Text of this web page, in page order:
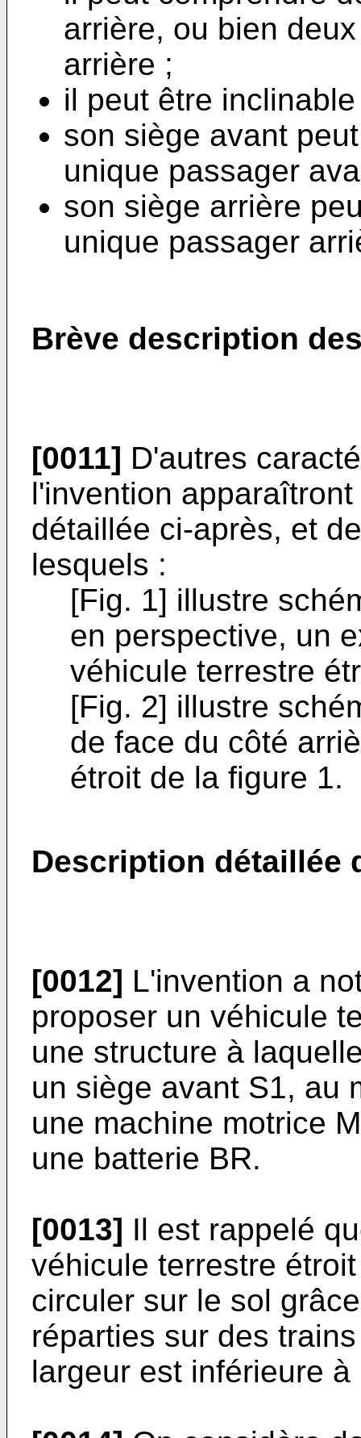
arrière, ou bien
arrière ;
il peut être
son siège avant
unique passager
son siège arrière
unique passager
Brève description
[0011] D'autres
l'invention
détaillée ci-après, et
lesquels :
[Fig. 1] illustre
en perspective, un
véhicule terrestre
[Fig. 2] illustre
de face du côté
étroit de la figure 1.
Description détaillée
[0012] L'invention a
proposer un véhicule
une structure à
un siège avant S1, au
une machine motrice
une batterie BR.
[0013] Il est rappelé
véhicule terrestre
circuler sur le sol
réparties sur des
largeur est inférieure à